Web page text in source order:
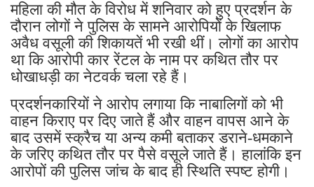
महिला की मौत के विरोध में शनिवार को हुए प्रदर्शन के
दौरान लोगों ने पुलिस के सामने आरोपियों के खिलाफ
अवैध वसूली की शिकायतें भी रखी थीं। लोगों का आरोप
था कि आरोपी कार रेंटल के नाम पर कथित तौर पर
धोखाधड़ी का नेटवर्क चला रहे हैं।
प्रदर्शनकारियों ने आरोप लगाया कि नाबालिगों को भी
वाहन किराए पर दिए जाते हैं और वाहन वापस आने के
बाद उसमें स्क्रैच या अन्य कमी बताकर डराने-धमकाने
के जरिए कथित तौर पर पैसे वसूले जाते हैं। हालांकि इन
आरोपों की पुलिस जांच के बाद ही स्थिति स्पष्ट होगी।